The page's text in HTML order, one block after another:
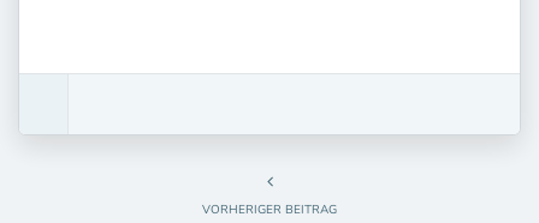
VORHERIGER BEITRAG